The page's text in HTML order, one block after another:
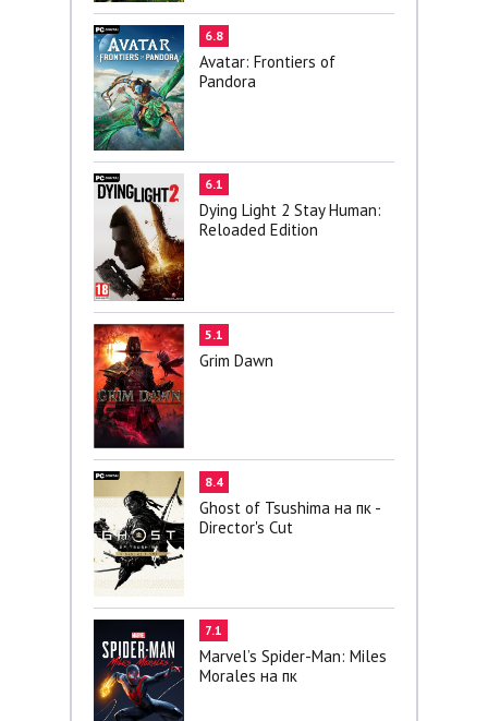
6.8
Avatar: Frontiers of
Pandora
6.1
Dying Light 2 Stay Human:
Reloaded Edition
5.1
Grim Dawn
8.4
Ghost of Tsushima на пк -
Director's Cut
7.1
Marvel’s Spider-Man: Miles
Morales на пк